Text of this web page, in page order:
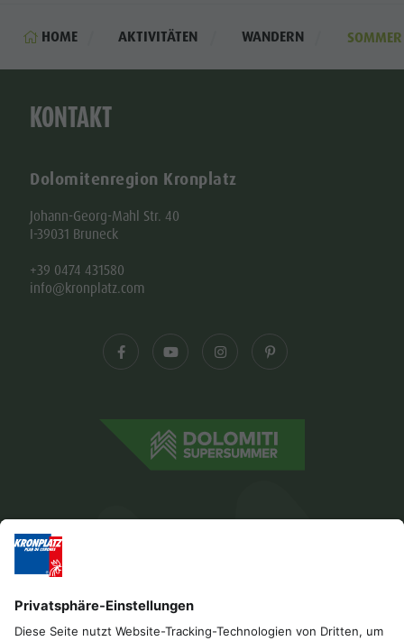
HOME AKTIVITÄTEN WANDERN SOMMER
KONTAKT
Dolomitenregion Kronplatz
Johann-Georg-Mahl Str. 40
I-39031 Bruneck
+39 0474 431580
info@kronplatz.com